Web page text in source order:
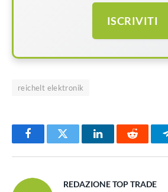
ISCRIVITI
reichelt elektronik
FacebookTwitter LinkedInReddit
REDAZIONE TOP TRADE